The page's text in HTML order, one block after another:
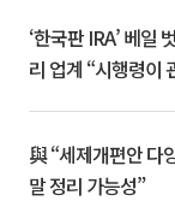
‘한국판 IRA’ 베일
리 업계 “시행령이
與 “세제개편안
말 정리 가능성”